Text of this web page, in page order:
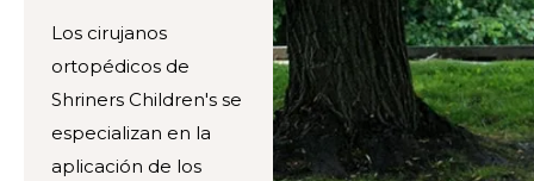
Los cirujanos
ortopédicos de
Shriners Children's se
especializan en la
aplicación de los